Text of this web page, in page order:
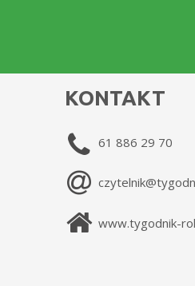
KONTAKT
www.tygodnik-
61 886 29 70